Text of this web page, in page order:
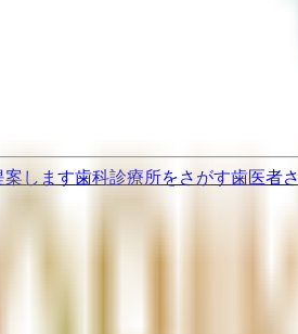
案します歯科診療所をさがす歯医者